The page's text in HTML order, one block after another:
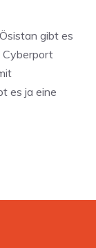
gibt es
Cyberport
es ja eine